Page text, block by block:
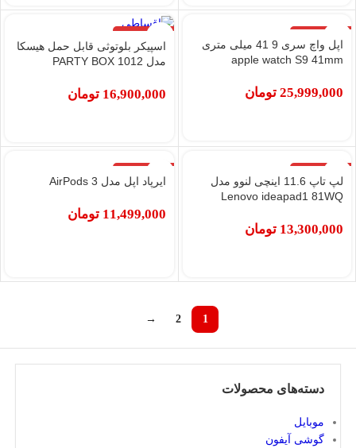
دسته‌های محصولات
موبایل
گوشی آیفون
اپل واچ سری 9 41 میلی متری
apple watch S9 41mm
25,999,000 تومان
اسپیکر بلوتوثی قابل حمل هیسکا
مدل PARTY BOX 1012
16,900,000 تومان
لپ تاپ 11.6 اینچی لنوو مدل
Lenovo ideapad1 81WQ
13,300,000 تومان
ایرپاد اپل مدل AirPods 3
11,499,000 تومان
1
2
→